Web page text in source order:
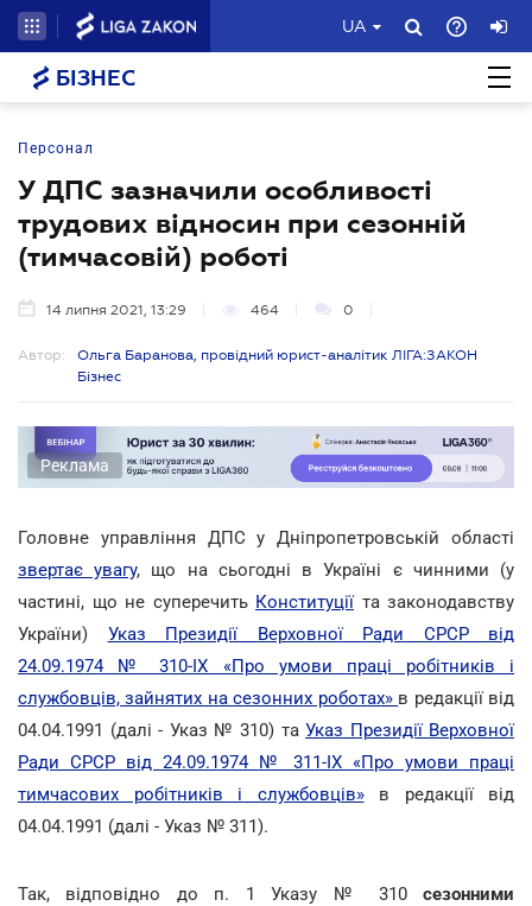
UA
БІЗНЕС
Персонал
У ДПС зазначили особливості
трудових відносин при сезонній
(тимчасовій) роботі
14 липня 2021, 13:29 464 0
Автор:
Ольга Баранова, провідний юрист-аналітик ЛІГА:ЗАКОН
Бізнес
Реклама
Головне управління ДПС у Дніпропетровській області
звертає увагу, що на сьогодні в Україні є чинними (у
частині, що не суперечить Конституції та законодавству
України) Указ Президії Верховної Ради СРСР від
24.09.1974 № 310-ІХ «Про умови праці робітників і
службовців, зайнятих на сезонних роботах» в редакції від
04.04.1991 (далі - Указ № 310) та Указ Президії Верховної
Ради СРСР від 24.09.1974 № 311-ІХ «Про умови праці
тимчасових робітників і службовців»в редакції від
04.04.1991 (далі - Указ № 311).
Так, відповідно до п. 1 Указу № 310сезонними